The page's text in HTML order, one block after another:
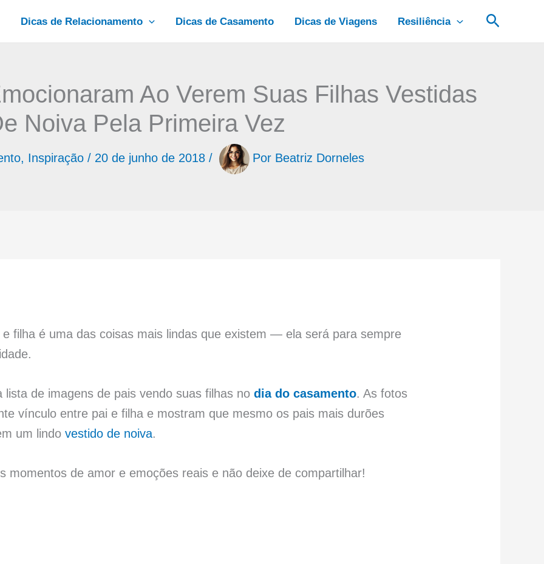
Dicas de Relacionamento Dicas de Casamento Dicas de Viagens Resiliência
Ao Verem Suas Filhas Vestidas
Noiva Pela Primeira Vez
, Inspiração/ 20 de junho de 2018 / Por Beatriz Dorneles
e filha é uma das coisas mais lindas que existem — ela será para sempre
lista de imagens de pais vendo suas filhas nodia do casamento. As fotos
vínculo entre pai e filha e mostram que mesmo os pais mais durões
um lindovestido de noiva.
momentos de amor e emoções reais e não deixe de compartilhar!